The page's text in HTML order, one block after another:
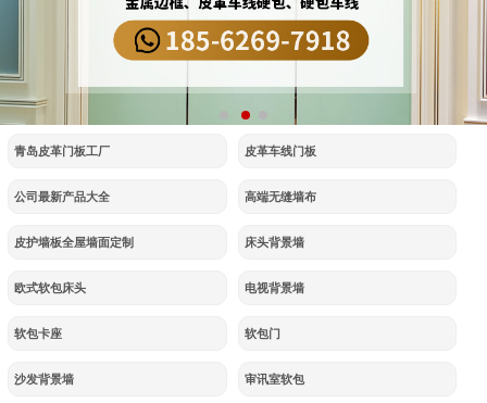
青岛皮革门板工厂 皮革车线门板
公司最新产品大全 高端无缝墙布
皮护墙板全屋墙面定制 床头背景墙
欧式软包床头 电视背景墙
软包卡座 软包门
沙发背景墙 审讯室软包